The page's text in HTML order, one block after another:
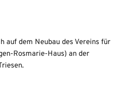
auf dem Neubau des Vereins für
Rosmarie-Haus) an der